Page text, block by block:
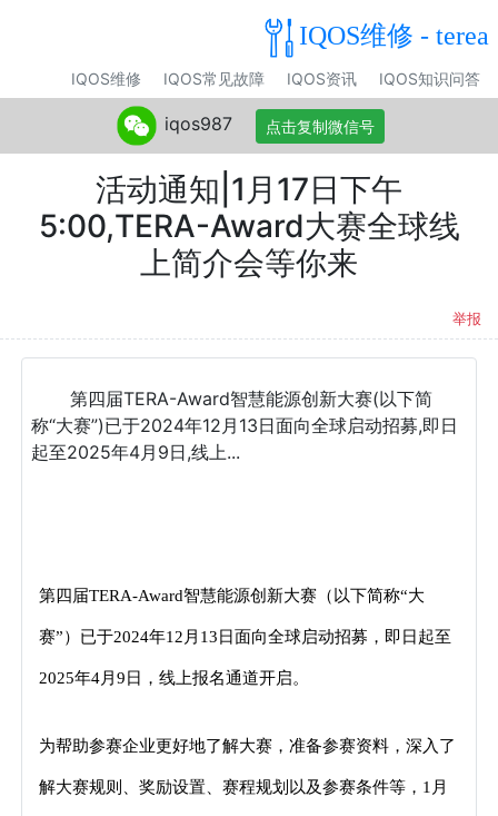
IQOS维修 - terea
IQOS维修 IQOS常见故障 IQOS资讯 IQOS知识问答
活动通知|1月17日下午
5:00,TERA-Award大赛全球线
上简介会等你来
举报
第四届TERA-Award智慧能源创新大赛(以下简
称“大赛”)已于2024年12月13日面向全球启动招募,即日
起至2025年4月9日,线上...
第四届TERA-Award智慧能源创新大赛（以下简称“大
赛”）已于2024年12月13日面向全球启动招募，即日起至
2025年4月9日，线上报名通道开启。
为帮助参赛企业更好地了解大赛，准备参赛资料，深入了
解大赛规则、奖励设置、赛程规划以及参赛条件等，1月
iqos987 点击复制微信号